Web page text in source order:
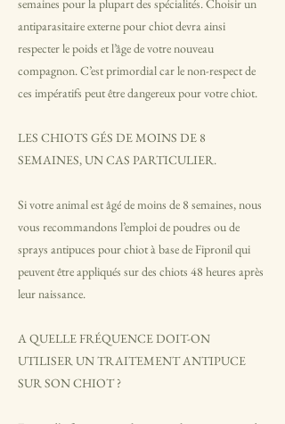
semaines pour la plupart des spécialités. Choisir un
antiparasitaire externe pour chiot devra ainsi
respecter le poids et l’âge de votre nouveau
compagnon. C’est primordial car le non-respect de
ces impératifs peut être dangereux pour votre chiot.
LES CHIOTS GÉS DE MOINS DE 8
SEMAINES, UN CAS PARTICULIER.
Si votre animal est âgé de moins de 8 semaines, nous
vous recommandons l’emploi de poudres ou de
sprays antipuces pour chiot à base de Fipronil qui
peuvent être appliqués sur des chiots 48 heures après
leur naissance.
A QUELLE FRÉQUENCE DOIT-ON
UTILISER UN TRAITEMENT ANTIPUCE
SUR SON CHIOT ?